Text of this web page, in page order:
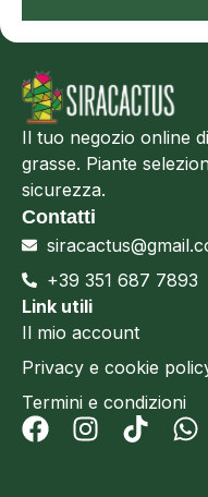
Il tuo negozio online
grasse. Piante
sicurezza.
Contatti
+39 351 687 7893
Link utili
Il mio account
Privacy e cookie
Termini e condizioni